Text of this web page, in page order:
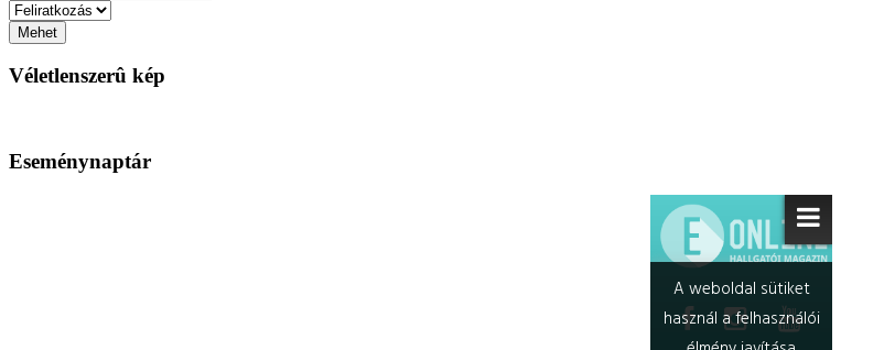
Véletlenszerû kép
Eseménynaptár